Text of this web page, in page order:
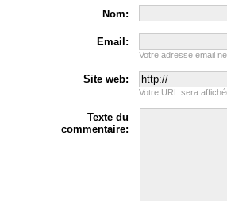
Nom:
Email:
Votre adresse email
Site web:
Votre URL sera
Texte du
commentaire: